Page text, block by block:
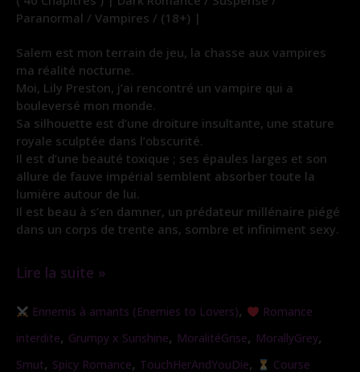
Paranormal / Vampires / (18+) |
Salem est mon terrain de jeu, la chasse aux vampires
ma réalité nocturne.
Moi, Lily Preston, j’ai rencontré un vampire qui a
bouleversé mon monde.
Sa silhouette est d’une droiture insultante, une stature
royale sculptée dans l’obscurité.
Il est d’une beauté toxique ; ses épaules larges et son
allure de fauve impérial semblent absorber toute la
lumière autour de lui.
Il est beau à s’en damner, un prédateur millénaire piégé
dans un corps de trente ans, sombre et infiniment sexy.
Lire la suite »
Ennemis à amants (Enemies to Lovers),
Romance
interdite, Grumpy x Sunshine, MoralitéGrise, MorallyGrey,
Smut, Spicy Romance, TouchHerAndYouDie,
Course